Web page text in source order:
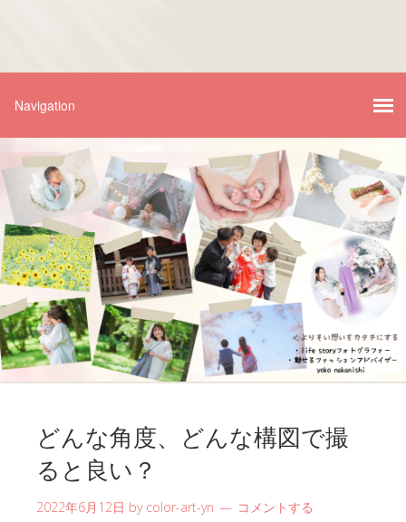
どんな角度、どんな構図で撮
ると良い？
2022年6月12日 by color-art-yn コメントする